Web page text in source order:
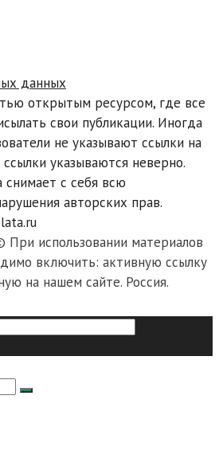
данных
открытым ресурсом, где все
свои публикации. Иногда
не указывают ссылки на
указываются неверно.
снимает с себя всю
авторских прав.
использовании материалов
включить: активную ссылку
на нашем сайте. Россия.